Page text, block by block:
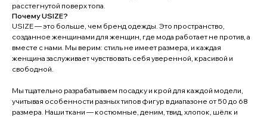
расстегнутой поверх топа.
Почему USIZE?
USIZE — это больше, чем бренд одежды. Это пространство,
созданное женщинами для женщин, где мода работает не против, а
вместе с нами. Мы верим: стиль не имеет размера, и каждая
женщина заслуживает чувствовать себя уверенной, красивой и
свободной.
Мы тщательно разрабатываем посадку и крой для каждой модели,
учитывая особенности разных типов фигур в диапазоне от 50 до 68
размера. Наши ткани — костюмные, деним, твид, хлопок, шёлк и